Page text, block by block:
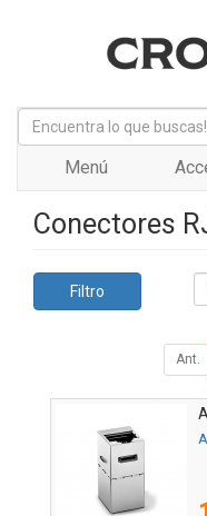
Menú
Conectores
Filtro
Ant.